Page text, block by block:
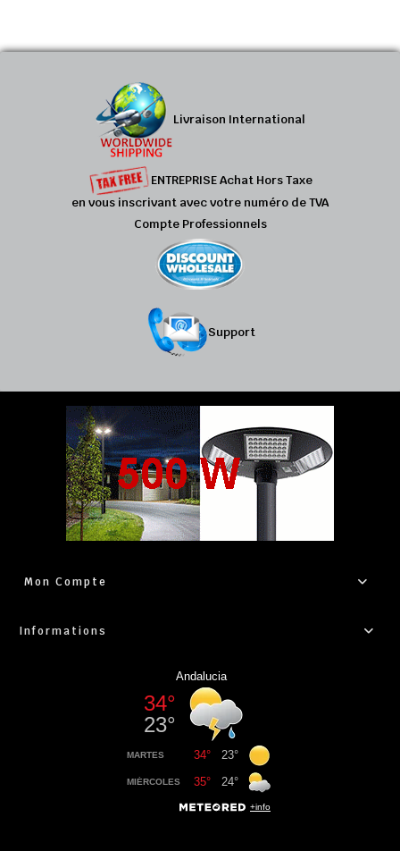
Livraison International
ENTREPRISE Achat Hors Taxe
en vous inscrivant avec votre numéro de TVA
Compte Professionnels
Support
Mon Compte
Informations